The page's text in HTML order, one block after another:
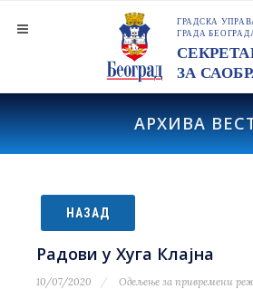
АРХИВА
НАЗАД
Радови у Хуга Клајна
10/07/2020 Одељење за привремени